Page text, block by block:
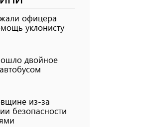
офицера
уклонисту
двойное
из-за
безопасности